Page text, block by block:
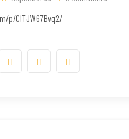
p/CITJW67Bvq2/